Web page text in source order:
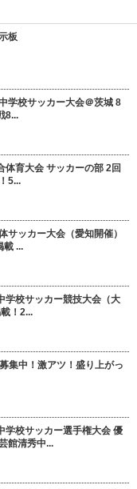
板
学校サッカー大会＠茨城 8
8...
体育大会 サッカーの部 2回
5...
サッカー大会（愛知開催）
載 ...
学校サッカー競技大会（大
！2...
集中！激アツ！盛り上がっ
学校サッカー選手権大会 優
館清秀中...